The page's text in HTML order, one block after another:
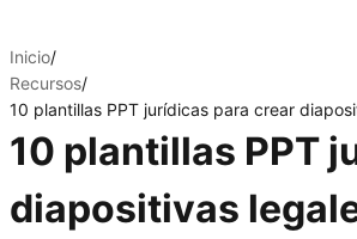
Inicio/
Recursos/
10 plantillas PPT jurídicas para crear
10 plantillas PPT
diapositivas